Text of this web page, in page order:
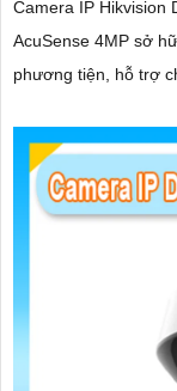
Camera IP Hikvision
AcuSense 4MP sở
phương tiện, hỗ trợ